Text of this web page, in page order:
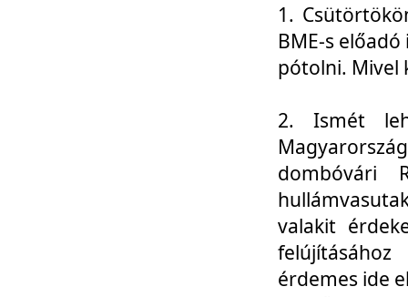
1.
BME-s
pótolni. Mivel
2. Ismét
dombóvári
valakit
érdemes ide